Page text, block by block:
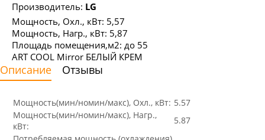
Производитель: LG
Мощность, Охл., кВт: 5,57
Мощность, Нагр., кВт: 5,87
Площадь помещения,м2: до 55
ART COOL Mirror БЕЛЫЙ КРЕМ
Описание Отзывы
Мощность(мин/номин/макс), Охл., кВт: 5.57
Мощность(мин/номин/макс), Нагр.,
кВт:
5.87